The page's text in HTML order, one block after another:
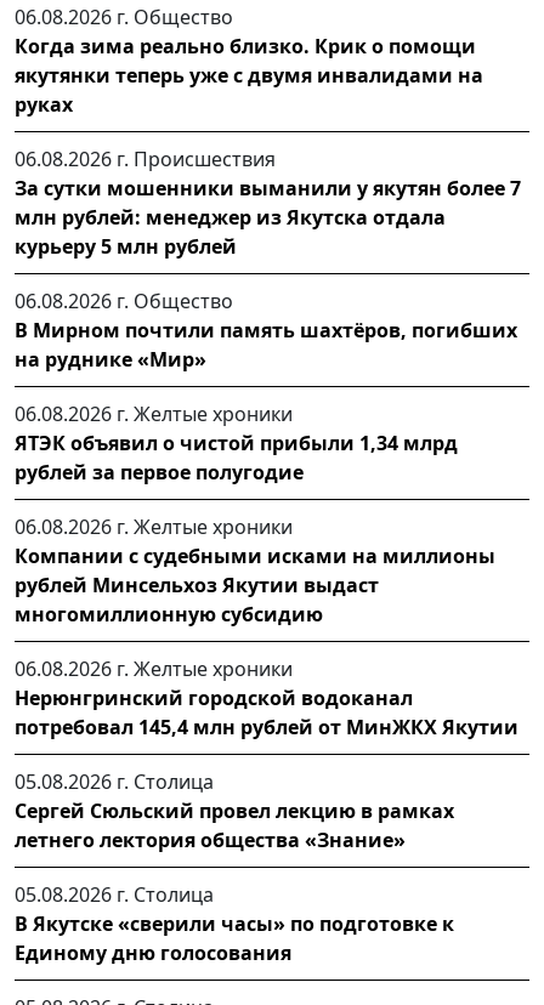
06.08.2026 г. Общество
Когда зима реально близко. Крик о помощи
якутянки теперь уже с двумя инвалидами на
руках
06.08.2026 г. Происшествия
За сутки мошенники выманили у якутян более 7
млн рублей: менеджер из Якутска отдала
курьеру 5 млн рублей
06.08.2026 г. Общество
В Мирном почтили память шахтёров, погибших
на руднике «Мир»
06.08.2026 г. Желтые хроники
ЯТЭК объявил о чистой прибыли 1,34 млрд
рублей за первое полугодие
06.08.2026 г. Желтые хроники
Компании с судебными исками на миллионы
рублей Минсельхоз Якутии выдаст
многомиллионную субсидию
06.08.2026 г. Желтые хроники
Нерюнгринский городской водоканал
потребовал 145,4 млн рублей от МинЖКХ Якутии
05.08.2026 г. Столица
Сергей Сюльский провел лекцию в рамках
летнего лектория общества «Знание»
05.08.2026 г. Столица
В Якутске «сверили часы» по подготовке к
Единому дню голосования